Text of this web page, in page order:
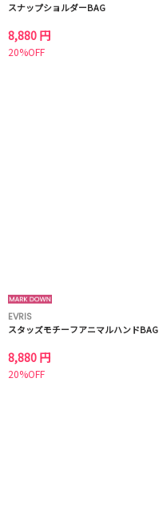
スナップショルダーBAG
8,880 円
20%OFF
EVRIS
スタッズモチーフアニマルハンドBAG
8,880 円
20%OFF